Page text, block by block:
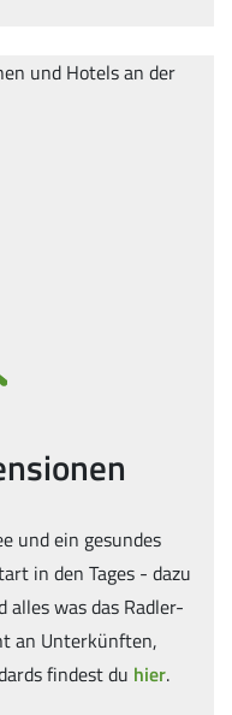
und ein gesundes
in den Tages - dazu
was das Radler-
an Unterkünften,
findest du hier.